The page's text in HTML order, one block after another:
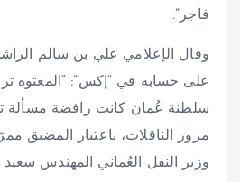
فاجر”.
وقال الإعلامي علي بن سالم
على حسابه في “إكس”: “المعتوه
سلطنة عُمان كانت رافضة
مرور الناقلات، باعتبار المضيق
وزير النقل العُماني المهندس